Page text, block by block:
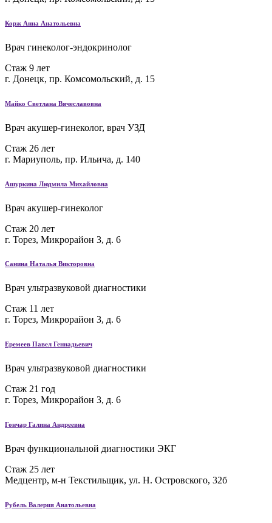
Корж Анна Анатольевна
Врач гинеколог-эндокринолог
Стаж 9 лет
г. Донецк, пр. Комсомольский, д. 15
Майко Светлана Вячеславовна
Врач акушер-гинеколог, врач УЗД
Стаж 26 лет
г. Мариуполь, пр. Ильича, д. 140
Ашуркина Людмила Михайловна
Врач акушер-гинеколог
Стаж 20 лет
г. Торез, Микрорайон 3, д. 6
Санина Наталья Викторовна
Врач ультразвуковой диагностики
Стаж 11 лет
г. Торез, Микрорайон 3, д. 6
Еремеев Павел Геннадьевич
Врач ультразвуковой диагностики
Стаж 21 год
г. Торез, Микрорайон 3, д. 6
Гончар Галина Андреевна
Врач функциональной диагностики ЭКГ
Стаж 25 лет
Медцентр, м-н Текстильщик, ул. Н. Островского, 32б
Рубель Валерия Анатольевна